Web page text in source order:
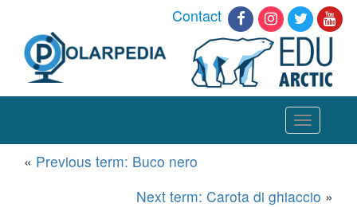
Contact
Toggle
navigation
« Previous term: Buco nero
Next term: Carota di ghiaccio »